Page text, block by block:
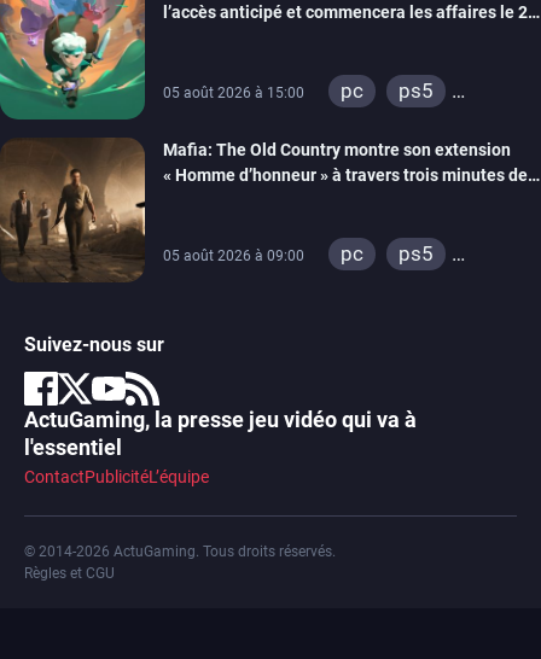
l’accès anticipé et commencera les affaires le 2
05 août 2026 à 15:00 pc
ps5
Mafia: The Old Country montre son extension
« Homme d’honneur » à travers trois minutes de
05 août 2026 à 09:00 pc
ps5
Suivez-nous sur
ActuGaming, la presse jeu vidéo qui va à
l'essentiel
ContactPublicitéL’équipe
© 2014-2026 ActuGaming. Tous droits réservés.
Règles et CGU